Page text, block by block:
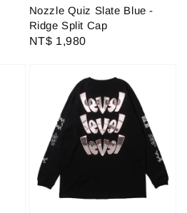
Nozzle Quiz Slate Blue -
Ridge Split Cap
Regular
NT$ 1,980